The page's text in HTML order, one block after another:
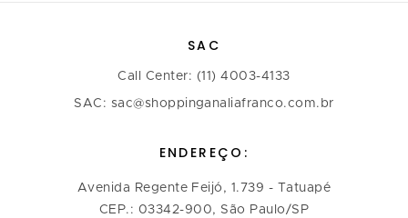
SAC
Call Center: (11) 4003-4133
SAC: sac@shoppinganaliafranco.com.br
ENDEREÇO:
Avenida Regente Feijó, 1.739 - Tatuapé
CEP.: 03342-900, São Paulo/SP